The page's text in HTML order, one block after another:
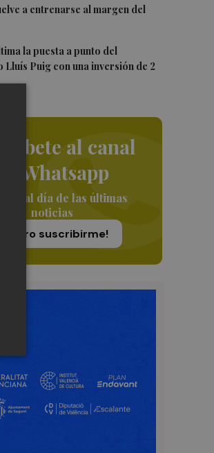
a entrenarse al margen del
la puesta a punto del
Lluís Puig con una inversión de 2
al canal
de Whatsapp
al día de las últimas
noticias
¡Quiero suscribirme!